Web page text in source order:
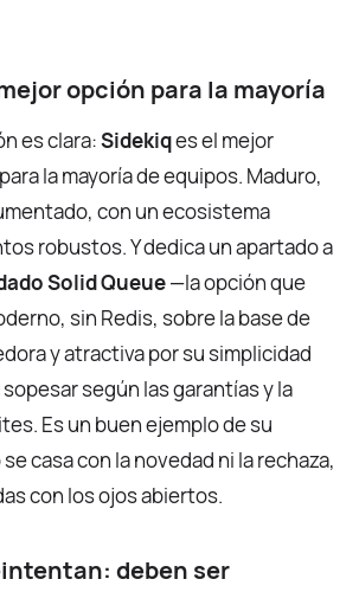
opción para la mayoría
es clara:Sidekiqes el mejor
la mayoría de equipos. Maduro,
con un ecosistema
robustos. Y dedica un apartado a
Solid Queue—la opción que
sin Redis, sobre la base de
y atractiva por su simplicidad
según las garantías y la
Es un buen ejemplo de su
casa con la novedad ni la rechaza,
con los ojos abiertos.
deben ser